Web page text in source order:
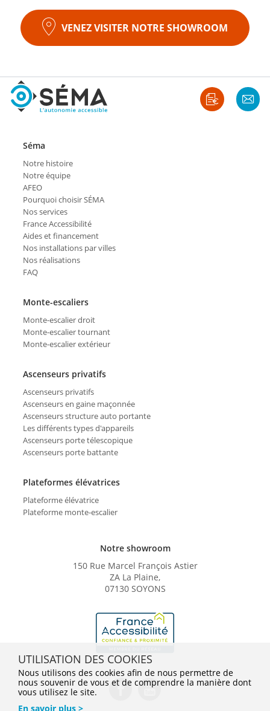
VENEZ VISITER NOTRE SHOWROOM
Notre showroom
150 Rue Marcel François Astier
ZA La Plaine,
07130 SOYONS
Séma
Notre histoire
Notre équipe
AFEO
Pourquoi choisir SÉMA
Nos services
France Accessibilité
Aides et financement
Nos installations par villes
Nos réalisations
FAQ
Monte-escaliers
Monte-escalier droit
Monte-escalier tournant
Monte-escalier extérieur
Ascenseurs privatifs
Ascenseurs privatifs
Ascenseurs en gaine maçonnée
Ascenseurs structure auto portante
Les différents types d'appareils
Ascenseurs porte télescopique
Ascenseurs porte battante
Plateformes élévatrices
Plateforme élévatrice
Plateforme monte-escalier
UTILISATION DES COOKIES
Nous utilisons des cookies afin de nous permettre de
nous souvenir de vous et de comprendre la manière dont
vous utilisez le site.
En savoir plus >